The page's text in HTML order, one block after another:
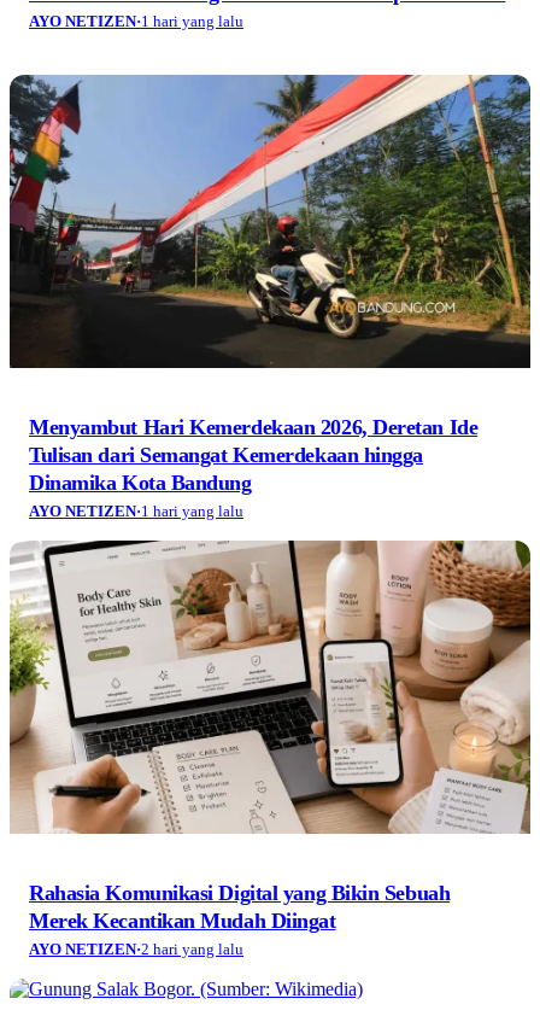
AYO NETIZEN·1 hari yang lalu
Menyambut Hari Kemerdekaan 2026, Deretan Ide
Tulisan dari Semangat Kemerdekaan hingga
Dinamika Kota Bandung
AYO NETIZEN·1 hari yang lalu
Rahasia Komunikasi Digital yang Bikin Sebuah
Merek Kecantikan Mudah Diingat
AYO NETIZEN·2 hari yang lalu